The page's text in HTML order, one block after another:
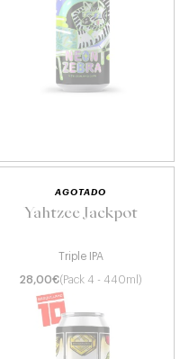
AGOTADO
Yahtzee Jackpot
Triple IPA
28,00€(Pack 4 - 440ml)